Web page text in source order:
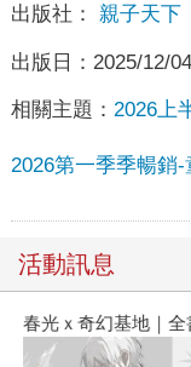
出版社： 親子天下
出版日： 2025/12/04
相關主題： 2026上
2026第一季季暢銷
活動訊息
春光ｘ奇幻基地｜全